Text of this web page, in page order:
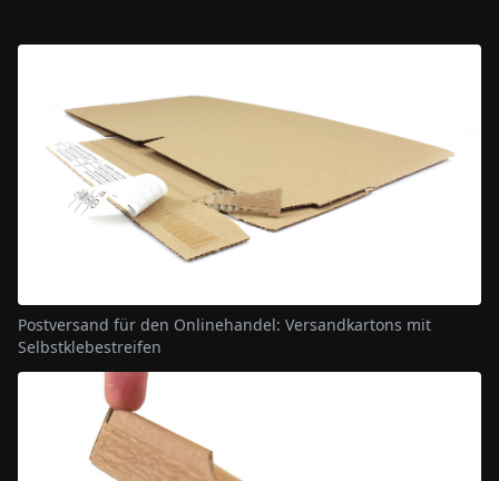
Postversand für den Onlinehandel: Versandkartons mit
Selbstklebestreifen